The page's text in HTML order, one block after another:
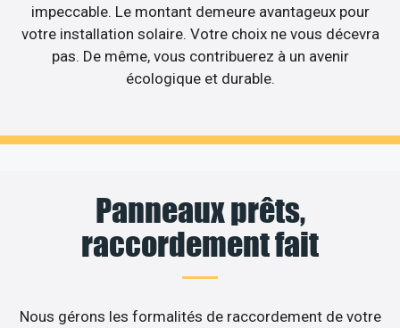
impeccable. Le montant demeure avantageux pour
votre installation solaire. Votre choix ne vous décevra
pas. De même, vous contribuerez à un avenir
écologique et durable.
Panneaux prêts,
raccordement fait
Nous gérons les formalités de raccordement de votre